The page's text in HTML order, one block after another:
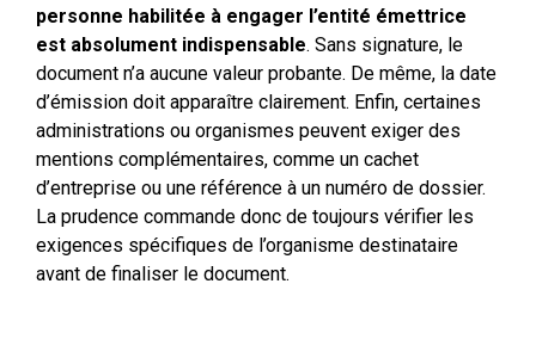
personne habilitée à engager l’entité émettrice
est absolument indispensable. Sans signature, le
document n’a aucune valeur probante. De même, la date
d’émission doit apparaître clairement. Enfin, certaines
administrations ou organismes peuvent exiger des
mentions complémentaires, comme un cachet
d’entreprise ou une référence à un numéro de dossier.
La prudence commande donc de toujours vérifier les
exigences spécifiques de l’organisme destinataire
avant de finaliser le document.